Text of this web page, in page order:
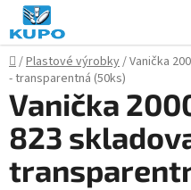
Prejsť
na
obsah
Domov
/Plastové výrobky/Vanička
- transparentná (50ks)
Vanička
823